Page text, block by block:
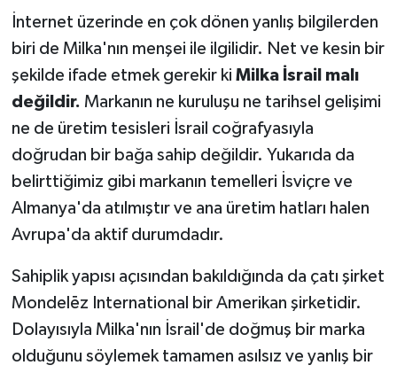
İnternet üzerinde en çok dönen yanlış bilgilerden
biri de Milka'nın menşei ile ilgilidir. Net ve kesin bir
şekilde ifade etmek gerekir ki Milka İsrail malı
değildir. Markanın ne kuruluşu ne tarihsel gelişimi
ne de üretim tesisleri İsrail coğrafyasıyla
doğrudan bir bağa sahip değildir. Yukarıda da
belirttiğimiz gibi markanın temelleri İsviçre ve
Almanya'da atılmıştır ve ana üretim hatları halen
Avrupa'da aktif durumdadır.
Sahiplik yapısı açısından bakıldığında da çatı şirket
Mondelēz International bir Amerikan şirketidir.
Dolayısıyla Milka'nın İsrail'de doğmuş bir marka
olduğunu söylemek tamamen asılsız ve yanlış bir